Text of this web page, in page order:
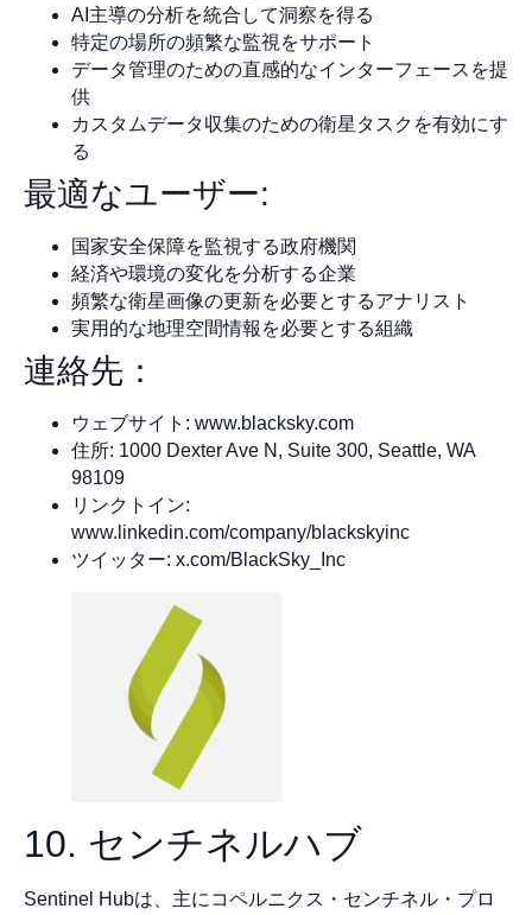
AI主導の分析を統合して洞察を得る
特定の場所の頻繁な監視をサポート
データ管理のための直感的なインターフェースを提
供
カスタムデータ収集のための衛星タスクを有効にす
る
最適なユーザー:
国家安全保障を監視する政府機関
経済や環境の変化を分析する企業
頻繁な衛星画像の更新を必要とするアナリスト
実用的な地理空間情報を必要とする組織
連絡先：
ウェブサイト: www.blacksky.com
住所: 1000 Dexter Ave N, Suite 300, Seattle, WA
98109
リンクトイン:
www.linkedin.com/company/blackskyinc
ツイッター: x.com/BlackSky_Inc
10. センチネルハブ
Sentinel Hubは、主にコペルニクス・センチネル・プロ